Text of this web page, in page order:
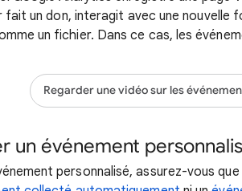
un don, interagit avec une nouvelle
un fichier. Dans ce cas, les
Regarder une vidéo sur les
un événement
personnalisé, assurez-vous